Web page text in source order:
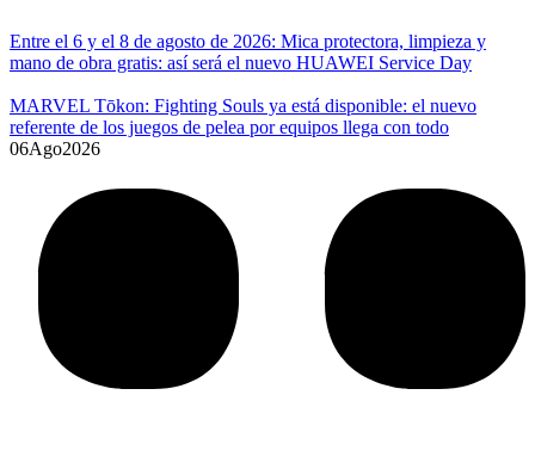
Entre el 6 y el 8 de agosto de 2026: Mica protectora, limpieza y
mano de obra gratis: así será el nuevo HUAWEI Service Day
MARVEL Tōkon: Fighting Souls ya está disponible: el nuevo
referente de los juegos de pelea por equipos llega con todo
06Ago2026